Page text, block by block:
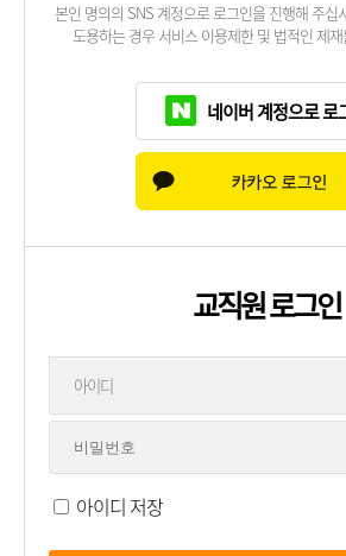
본인 명의의 SNS 계정으로 로그인을 진행해 주십
도용하는 경우 서비스 이용제한 및 법적인 제
네이버 계정으로 로
교직원 로그인
아이디 저장